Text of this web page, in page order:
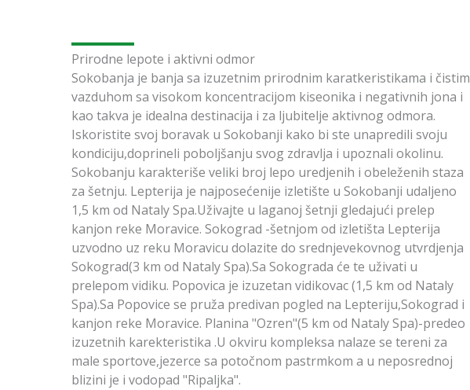
Prirodne lepote i aktivni odmor
Sokobanja je banja sa izuzetnim prirodnim karatkeristikama i čistim
vazduhom sa visokom koncentracijom kiseonika i negativnih jona i
kao takva je idealna destinacija i za ljubitelje aktivnog odmora.
Iskoristite svoj boravak u Sokobanji kako bi ste unapredili svoju
kondiciju,doprineli poboljšanju svog zdravlja i upoznali okolinu.
Sokobanju karakteriše veliki broj lepo uredjenih i obeleženih staza
za šetnju. Lepterija je najposećenije izletište u Sokobanji udaljeno
1,5 km od Nataly Spa.Uživajte u laganoj šetnji gledajući prelep
kanjon reke Moravice. Sokograd -šetnjom od izletišta Lepterija
uzvodno uz reku Moravicu dolazite do srednjevekovnog utvrdjenja
Sokograd(3 km od Nataly Spa).Sa Sokograda će te uživati u
prelepom vidiku. Popovica je izuzetan vidikovac (1,5 km od Nataly
Spa).Sa Popovice se pruža predivan pogled na Lepteriju,Sokograd i
kanjon reke Moravice. Planina "Ozren"(5 km od Nataly Spa)-predeo
izuzetnih karekteristika .U okviru kompleksa nalaze se tereni za
male sportove,jezerce sa potočnom pastrmkom a u neposrednoj
blizini je i vodopad "Ripaljka".